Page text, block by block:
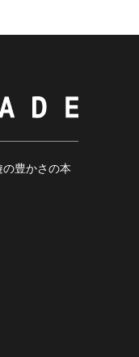
豊かさの本